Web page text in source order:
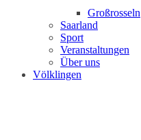
Großrosseln
Saarland
Sport
Veranstaltungen
Über uns
Völklingen